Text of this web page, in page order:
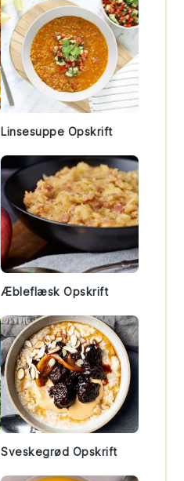
Linsesuppe Opskrift
Æbleflæsk Opskrift
Sveskegrød Opskrift